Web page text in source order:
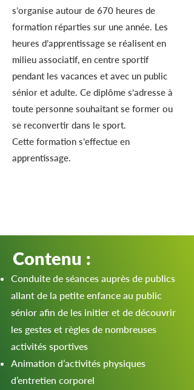
s’organise autour de 670 heures de
formation réparties sur une année. Les
heures d’apprentissage se réalisent en
milieu associatif, en centre sportif
pendant les vacances et avec un public
sénior et adulte. Ce diplôme s’adresse à
toute personne souhaitant se former ou
se reconvertir dans le sport.
Cette formation s’effectue en
apprentissage.
Contenu :
Conduite de séances auprès de publics
allant de la petite enfance au public
sénior afin de les initier et de découvrir
les gestes et règles de nombreuses
activités sportives
Animation d’activités physiques
d’entretien corporel